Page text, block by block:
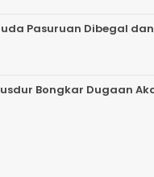
Pasuruan Dibegal
Bongkar Dugaan